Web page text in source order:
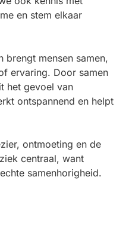
en stem elkaar
brengt mensen samen,
ervaring. Door samen
het gevoel van
ontspannend en helpt
ontmoeting en de
centraal, want
samenhorigheid.